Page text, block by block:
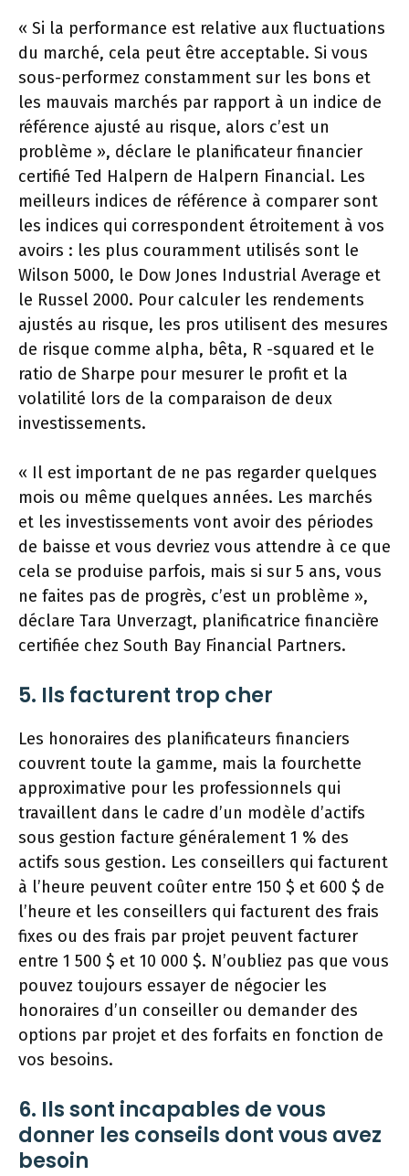
« Si la performance est relative aux fluctuations
du marché, cela peut être acceptable. Si vous
sous-performez constamment sur les bons et
les mauvais marchés par rapport à un indice de
référence ajusté au risque, alors c’est un
problème », déclare le planificateur financier
certifié Ted Halpern de Halpern Financial. Les
meilleurs indices de référence à comparer sont
les indices qui correspondent étroitement à vos
avoirs : les plus couramment utilisés sont le
Wilson 5000, le Dow Jones Industrial Average et
le Russel 2000. Pour calculer les rendements
ajustés au risque, les pros utilisent des mesures
de risque comme alpha, bêta, R -squared et le
ratio de Sharpe pour mesurer le profit et la
volatilité lors de la comparaison de deux
investissements.
« Il est important de ne pas regarder quelques
mois ou même quelques années. Les marchés
et les investissements vont avoir des périodes
de baisse et vous devriez vous attendre à ce que
cela se produise parfois, mais si sur 5 ans, vous
ne faites pas de progrès, c’est un problème »,
déclare Tara Unverzagt, planificatrice financière
certifiée chez South Bay Financial Partners.
5. Ils facturent trop cher
Les honoraires des planificateurs financiers
couvrent toute la gamme, mais la fourchette
approximative pour les professionnels qui
travaillent dans le cadre d’un modèle d’actifs
sous gestion facture généralement 1 % des
actifs sous gestion. Les conseillers qui facturent
à l’heure peuvent coûter entre 150 $ et 600 $ de
l’heure et les conseillers qui facturent des frais
fixes ou des frais par projet peuvent facturer
entre 1 500 $ et 10 000 $. N’oubliez pas que vous
pouvez toujours essayer de négocier les
honoraires d’un conseiller ou demander des
options par projet et des forfaits en fonction de
vos besoins.
6. Ils sont incapables de vous
donner les conseils dont vous avez
besoin